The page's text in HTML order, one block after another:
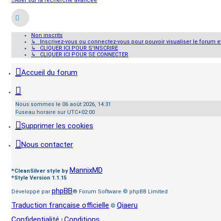
Non inscrits
↳ Inscrivez-vous ou connectez-vous pour pouvoir visualiser le forum
↳ CLIQUER ICI POUR S'INSCRIRE
↳ CLIQUER ICI POUR SE CONNECTER
Accueil du forum
Nous sommes le 06 août 2026, 14:31
Fuseau horaire sur UTC+02:00
Supprimer les cookies
Nous contacter
*CleanSilver style by MannixMD
*Style Version 1.1.15
Développé par phpBB® Forum Software © phpBB Limited
Traduction française officielle © Qiaeru